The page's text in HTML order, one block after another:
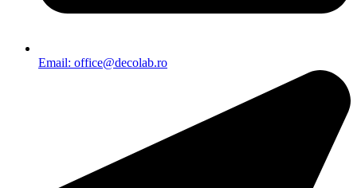
Email: office@decolab.ro